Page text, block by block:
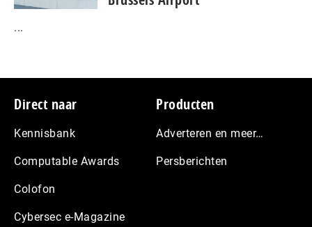
...
Footer
Direct naar
Kennisbank
Computable Awards
Colofon
Cybersec e-Magazine
Producten
Adverteren en meer…
Persberichten